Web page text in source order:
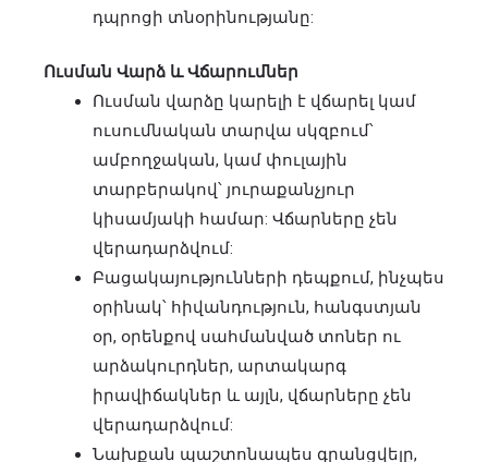
դպրոցի տնօրինությանը:
Ուսման Վարձ և Վճարումներ
Ուսման վարձը կարելի է վճարել կամ
ուսումնական տարվա սկզբում՝
ամբողջական, կամ փուլային
տարբերակով՝ յուրաքանչյուր
կիսամյակի համար: Վճարները չեն
վերադարձվում:
Բացակայությունների դեպքում, ինչպես
օրինակ՝ հիվանդություն, հանգստյան
օր, օրենքով սահմանված տոներ ու
արձակուրդներ, արտակարգ
իրավիճակներ և այլն, վճարները չեն
վերադարձվում:
Նախքան պաշտոնապես գրանցվելը,